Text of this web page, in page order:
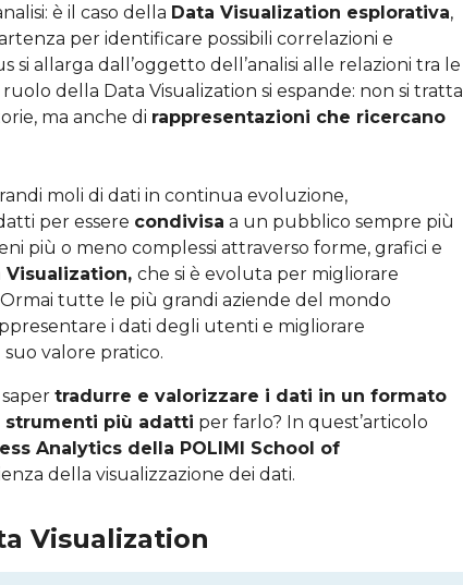
è il caso della Data Visualization esplorativa,
per identificare possibili correlazioni e
si allarga dall’oggetto dell’analisi alle relazioni tra le
della Data Visualization si espande: non si tratta
ma anche di rappresentazioni che ricercano
moli di dati in continua evoluzione,
per essere condivisa a un pubblico sempre più
più o meno complessi attraverso forme, grafici e
Visualization, che si è evoluta per migliorare
Ormai tutte le più grandi aziende del mondo
i dati degli utenti e migliorare
suo valore pratico.
tradurre e valorizzare i dati in un formato
più adatti per farlo? In quest’articolo
Analytics della POLIMI School of
della visualizzazione dei dati.
Visualization